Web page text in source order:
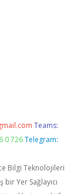
Teams:
0 726 Telegram:
Bilgi Teknolojileri
Yer Sağlayıcı